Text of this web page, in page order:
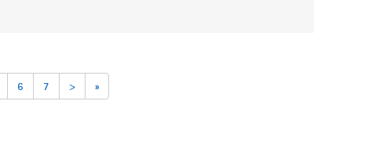
6 7 > »